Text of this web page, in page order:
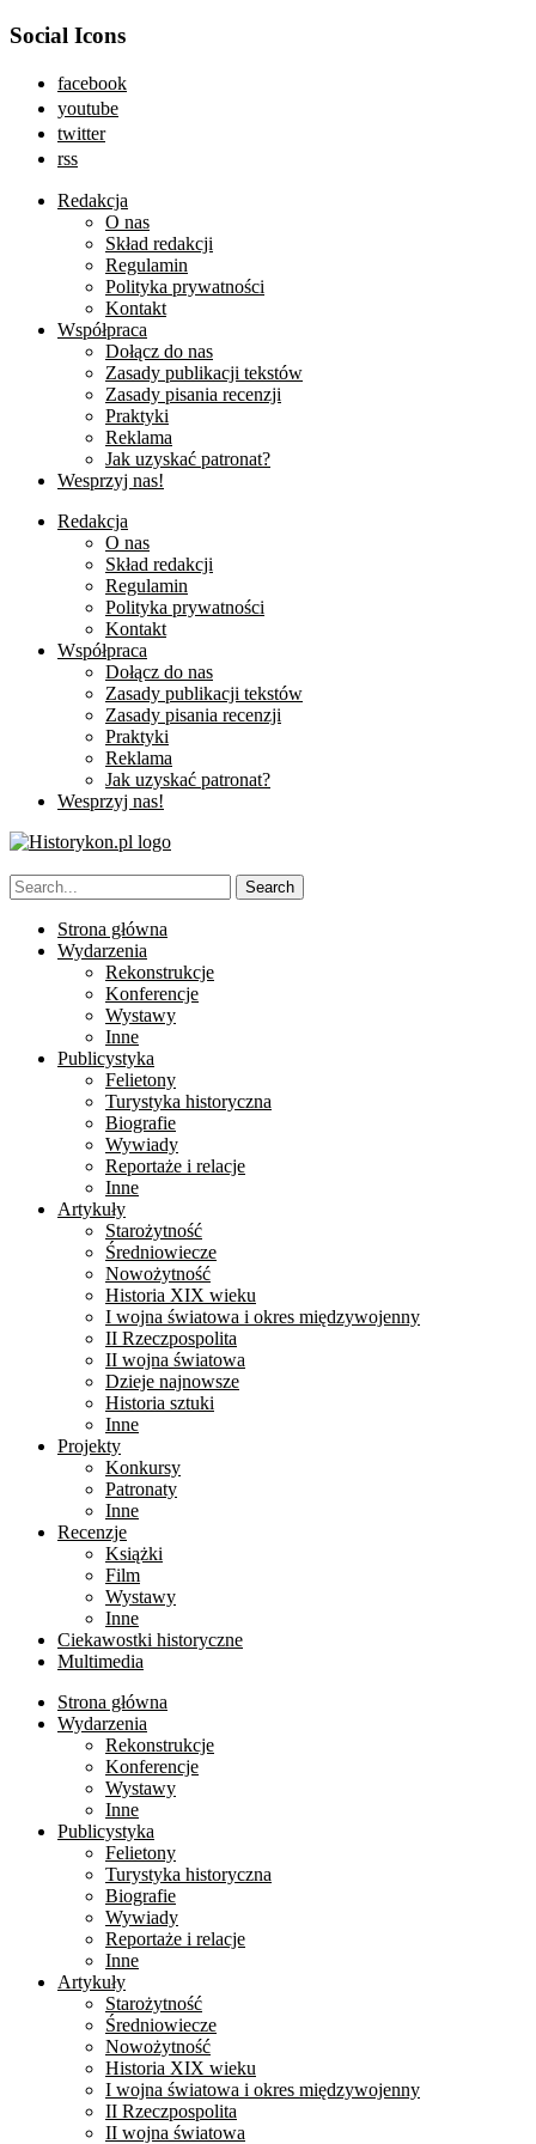
Social Icons
facebook
youtube
twitter
rss
Redakcja
O nas
Skład redakcji
Regulamin
Polityka prywatności
Kontakt
Współpraca
Dołącz do nas
Zasady publikacji tekstów
Zasady pisania recenzji
Praktyki
Reklama
Jak uzyskać patronat?
Wesprzyj nas!
Redakcja
O nas
Skład redakcji
Regulamin
Polityka prywatności
Kontakt
Współpraca
Dołącz do nas
Zasady publikacji tekstów
Zasady pisania recenzji
Praktyki
Reklama
Jak uzyskać patronat?
Wesprzyj nas!
Strona główna
Wydarzenia
Rekonstrukcje
Konferencje
Wystawy
Inne
Publicystyka
Felietony
Turystyka historyczna
Biografie
Wywiady
Reportaże i relacje
Inne
Artykuły
Starożytność
Średniowiecze
Nowożytność
Historia XIX wieku
I wojna światowa i okres międzywojenny
II Rzeczpospolita
II wojna światowa
Dzieje najnowsze
Historia sztuki
Inne
Projekty
Konkursy
Patronaty
Inne
Recenzje
Książki
Film
Wystawy
Inne
Ciekawostki historyczne
Multimedia
Strona główna
Wydarzenia
Rekonstrukcje
Konferencje
Wystawy
Inne
Publicystyka
Felietony
Turystyka historyczna
Biografie
Wywiady
Reportaże i relacje
Inne
Artykuły
Starożytność
Średniowiecze
Nowożytność
Historia XIX wieku
I wojna światowa i okres międzywojenny
II Rzeczpospolita
II wojna światowa